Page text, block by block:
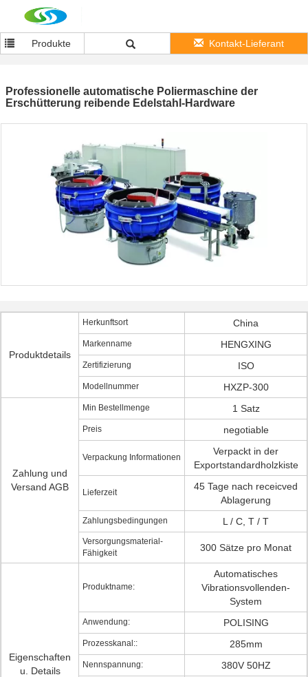
Produkte Kontakt-Lieferant
Professionelle automatische Poliermaschine der
Erschütterung reibende Edelstahl-Hardware
Produktdetails
Herkunftsort China
Markenname HENGXING
Zertifizierung ISO
Modellnummer HXZP-300
Zahlung und
Versand AGB
Min Bestellmenge 1 Satz
Preis negotiable
Verpackung Informationen
Verpackt in der
Exportstandardholzkiste
Lieferzeit
45 Tage nach receicved
Ablagerung
Zahlungsbedingungen L / C, T / T
Versorgungsmaterial-
Fähigkeit
300 Sätze pro Monat
Eigenschaften
u. Details
Produktname:
Automatisches
Vibrationsvollenden-
System
Anwendung: POLISING
Prozesskanal:: 285mm
Nennspannung: 380V 50HZ